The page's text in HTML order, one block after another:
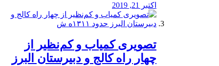
اکتبر 21, 2019
️تصویری کمیاب و کم‌نظیر از
چهار راه كالج و دبيرستان البرز